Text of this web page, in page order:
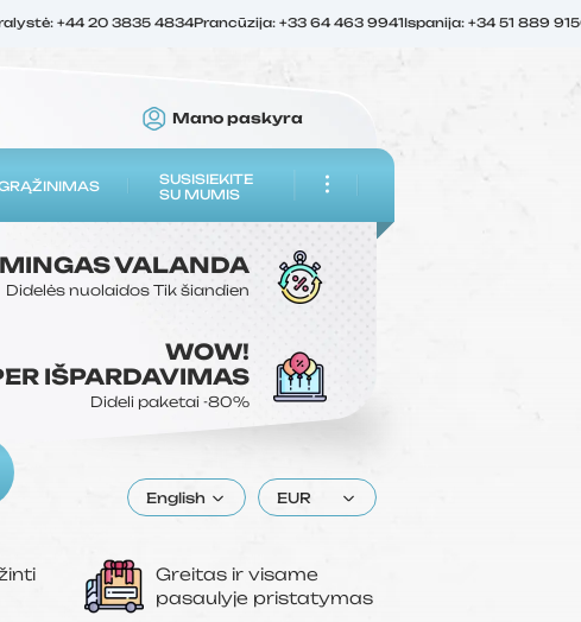
+44 20 3835 4834Prancūzija: +33 64 463 9941Ispanija: +34 51 889
Mano paskyra
SUSISIEKITE
SU MUMIS
VALANDA
Didelės nuolaidos Tik šiandien
WOW!
IŠPARDAVIMAS
Dideli paketai -80%
English EUR
Greitas ir visame
pasaulyje pristatymas